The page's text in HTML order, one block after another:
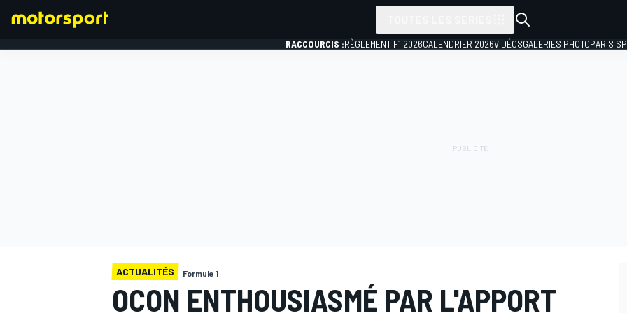
RACCOURCIS :RÈGLEMENT F1 2026CALENDRIER 2026VIDÉOSGALERIES PHOTOPARIS
ACTUALITÉS Formule 1
OCON ENTHOUSIASMÉ PAR L'APPORT